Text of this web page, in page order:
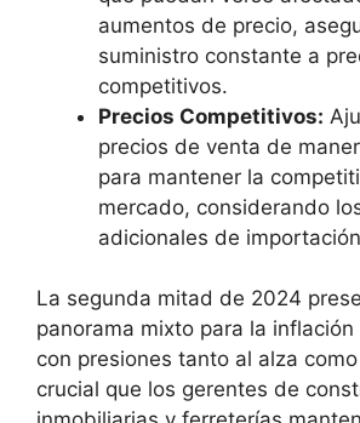
aumentos de precio,
suministro constante a
competitivos.
Precios Competitivos:
precios de venta de
para mantener la
mercado, considerando
adicionales de
La segunda mitad de 2024
panorama mixto para la inflación
con presiones tanto al alza
crucial que los gerentes de